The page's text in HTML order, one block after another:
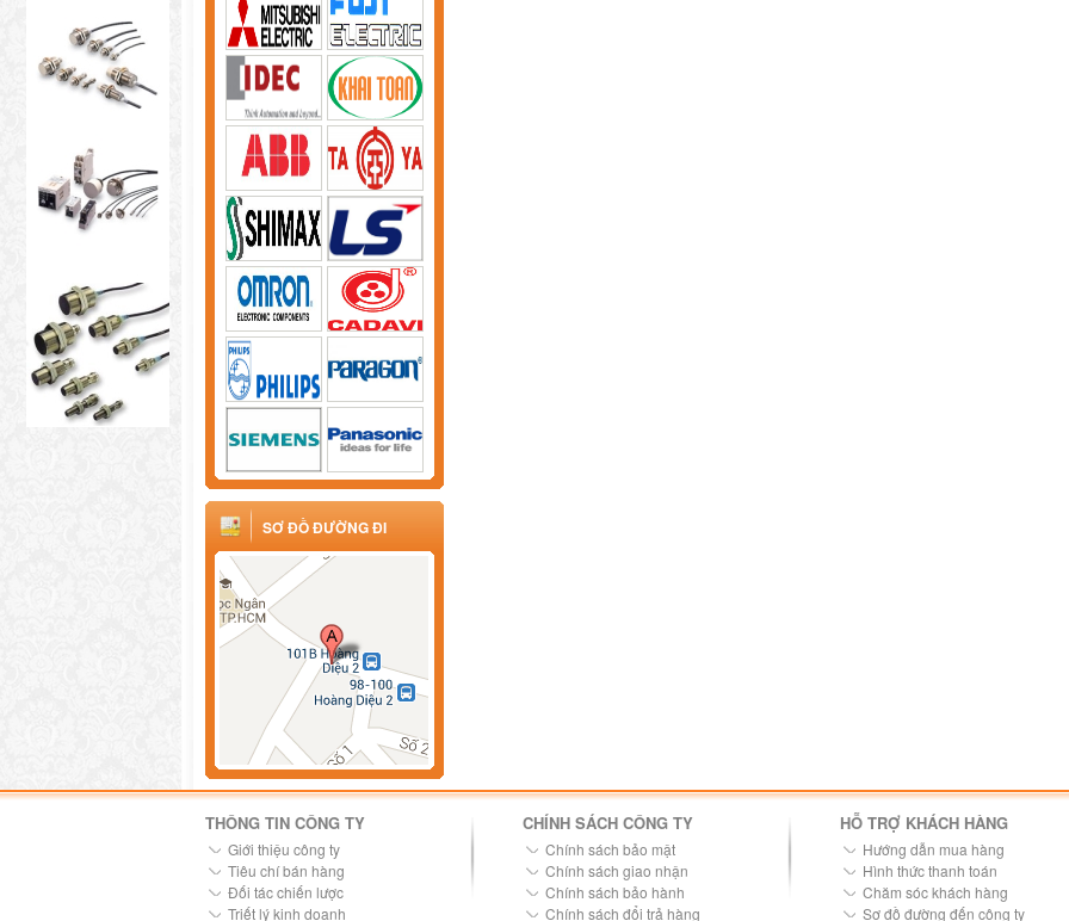
SƠ ĐỒ ĐƯỜNG ĐI
THÔNG TIN CÔNG TY
Giới thiệu công ty
Tiêu chí bán hàng
Đối tác chiến lược
Triết lý kinh doanh
CHÍNH SÁCH CÔNG TY
Chính sách bảo mật
Chính sách giao nhận
Chính sách bảo hành
Chính sách đổi trả hàng
HỖ TRỢ KHÁCH HÀNG
Hướng dẫn mua hàng
Hình thức thanh toán
Chăm sóc khách hàng
Sơ đồ đường đến công ty